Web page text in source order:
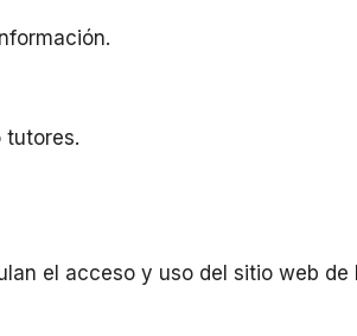
tutores.
el acceso y uso del sitio web de